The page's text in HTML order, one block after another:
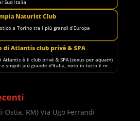
Sud Italia
Naturist Club
a Torino tra i più grandi d’Europa
di Atlantis club privè & SPA
Atlantis è il club privè & SPA (sexus per aquam)
e singoli più grande d'Italia, noto in tutto il m
Ostia, RM) Via Ugo Ferrandi